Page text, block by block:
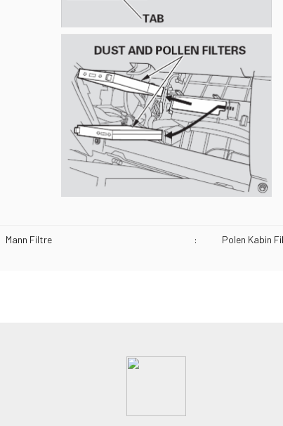
Mann Filtre : Polen Kabin